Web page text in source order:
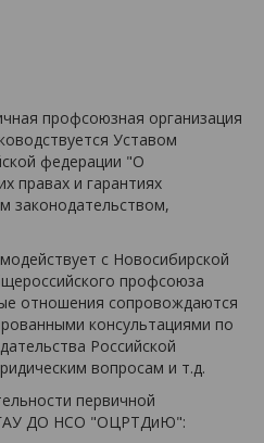
профсоюзная организация
Уставом
федерации "О
правах и гарантиях
законодательством,
с Новосибирской
профсоюза
отношения сопровождаются
консультациями по
Российской
вопросам и т.д.
первичной
ГАУ ДО НСО "ОЦРТДиЮ":